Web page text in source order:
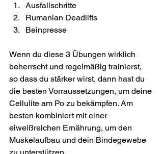
Ausfallschritte
Rumanian Deadlifts
Beinpresse
Wenn du diese 3 Übungen wirklich
beherrscht und regelmäßig trainierst,
so dass du stärker wirst, dann hast du
die besten Vorraussetzungen, um deine
Cellulite am Po zu bekämpfen. Am
besten kombiniert mit einer
eiweißreichen Ernährung, um den
Muskelaufbau und dein Bindegewebe